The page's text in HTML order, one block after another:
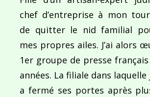
chef d’entreprise à mon
de quitter le nid familial
mes propres ailes. J’ai alors
1er groupe de presse
années. La filiale dans
a fermé ses portes après